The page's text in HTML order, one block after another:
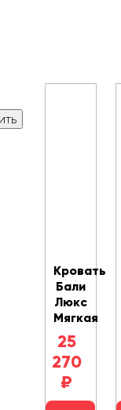
Кровать
Бали
Люкс
Мягкая
25
270
₽